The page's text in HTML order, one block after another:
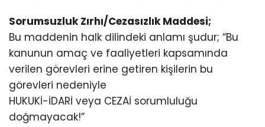
Sorumsuzluk Zırhı/Cezasızlık Maddesi;
Bu maddenin halk dilindeki anlamı şudur; “Bu
kanunun amaç ve faaliyetleri kapsamında
verilen görevleri erine getiren kişilerin bu
görevleri nedeniyle
HUKUKİ-İDARİ veya CEZAİ sorumluluğu
doğmayacak!”